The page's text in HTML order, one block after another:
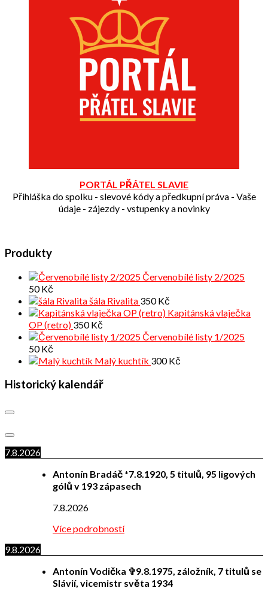
PORTÁL PŘÁTEL SLAVIE
Přihláška do spolku - slevové kódy a předkupní práva - Vaše
údaje - zájezdy - vstupenky a novinky
Produkty
Červenobílé listy 2/2025
50Kč
šála Rivalita 350Kč
Kapitánská vlaječka
OP (retro) 350Kč
Červenobílé listy 1/2025
50Kč
Malý kuchtík 300Kč
Historický kalendář
7.8.2026
Antonín Bradáč *7.8.1920, 5 titulů, 95 ligových
gólů v 193 zápasech
7.8.2026
Více podrobností
9.8.2026
Antonín Vodička ✞9.8.1975, záložník, 7 titulů se
Slávií, vicemistr světa 1934